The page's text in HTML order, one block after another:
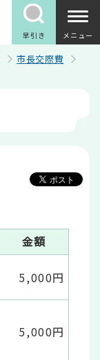
早引き メニュー
市長交際費
金額
5,000円
5,000円